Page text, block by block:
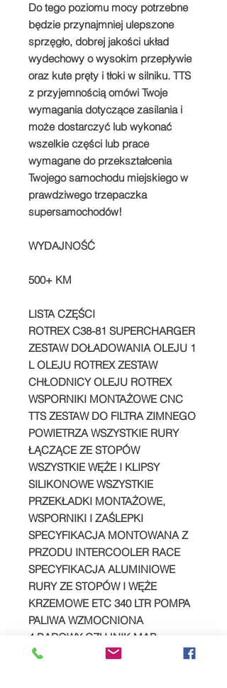
Do tego poziomu mocy potrzebne
będzie przynajmniej ulepszone
sprzęgło, dobrej jakości układ
wydechowy o wysokim przepływie
oraz kute pręty i tłoki w silniku. TTS
z przyjemnością omówi Twoje
wymagania dotyczące zasilania i
może dostarczyć lub wykonać
wszelkie części lub prace
wymagane do przekształcenia
Twojego samochodu miejskiego w
prawdziwego trzepaczka
supersamochodów!
WYDAJNOŚĆ
500+ KM
LISTA CZĘŚCI
ROTREX C38-81 SUPERCHARGER
ZESTAW DOŁADOWANIA OLEJU 1
L OLEJU ROTREX ZESTAW
CHŁODNICY OLEJU ROTREX
WSPORNIKI MONTAŻOWE CNC
TTS ZESTAW DO FILTRA ZIMNEGO
POWIETRZA WSZYSTKIE RURY
ŁĄCZĄCE ZE STOPÓW
WSZYSTKIE WĘŻE I KLIPSY
SILIKONOWE WSZYSTKIE
PRZEKŁADKI MONTAŻOWE,
WSPORNIKI I ZAŚLEPKI
SPECYFIKACJA MONTOWANA Z
PRZODU INTERCOOLER RACE
SPECYFIKACJA ALUMINIOWE
RURY ZE STOPÓW I WĘŻE
KRZEMOWE ETC 340 LTR POMPA
PALIWA WZMOCNIONA
4 BAROWY CZUJNIK MAP
ZAWÓR ZWROTU KWAS